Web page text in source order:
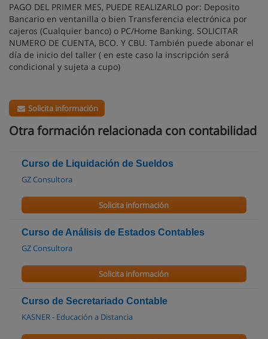
PAGO DEL PRIMER MES, PUEDE REALIZARLO por: Deposito
Bancario en ventanilla o bien Transferencia electrónica por
cajeros (Cualquier banco) o PC/Home Banking. SOLICITAR
NUMERO DE CUENTA, BCO. Y CBU. También puede abonar el
día de inicio del taller ( en este caso la inscripción será
condicional y sujeta a cupo)
Solicita información
Otra formación relacionada con contabilidad
Curso de Liquidación de Sueldos
GZ Consultora
Solicita información
Curso de Análisis de Estados Contables
GZ Consultora
Solicita información
Curso de Secretariado Contable
KASNER - Educación a Distancia